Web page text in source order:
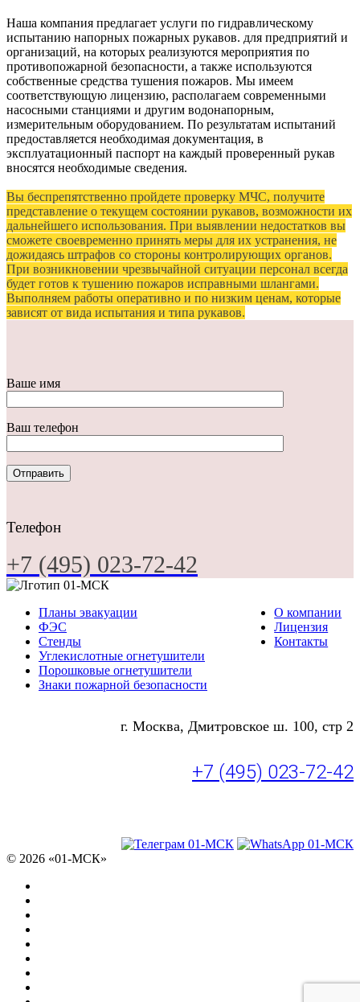
Наша компания предлагает услуги по гидравлическому
испытанию напорных пожарных рукавов. для предприятий и
организаций, на которых реализуются мероприятия по
противопожарной безопасности, а также используются
собственные средства тушения пожаров. Мы имеем
соответствующую лицензию, располагаем современными
насосными станциями и другим водонапорным,
измерительным оборудованием. По результатам испытаний
предоставляется необходимая документация, в
эксплуатационный паспорт на каждый проверенный рукав
вносятся необходимые сведения.
Вы беспрепятственно пройдете проверку МЧС, получите
представление о текущем состоянии рукавов, возможности их
дальнейшего использования. При выявлении недостатков вы
сможете своевременно принять меры для их устранения, не
дожидаясь штрафов со стороны контролирующих органов.
При возникновении чрезвычайной ситуации персонал всегда
будет готов к тушению пожаров исправными шлангами.
Выполняем работы оперативно и по низким ценам, которые
зависят от вида испытания и типа рукавов.
Ваше имя
Ваш телефон
Телефон
+7 (495) 023-72-42
Планы эвакуации
ФЭС
Стенды
Углекислотные огнетушители
Порошковые огнетушители
Знаки пожарной безопасности
О компании
Лицензия
Контакты
г. Москва, Дмитровское ш. 100, стр 2
+7 (495) 023-72-42
© 2026 «01-МСК»